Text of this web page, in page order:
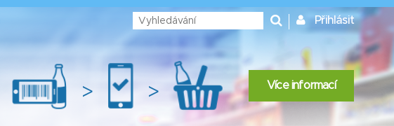
Přihlásit
> > Více informací